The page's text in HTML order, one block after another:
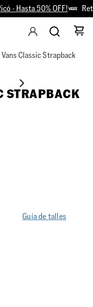
- Hasta 50% OFF!
Classic Strapback
STRAPBACK
Guía de talles